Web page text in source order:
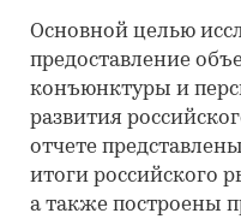
Основной целью
предоставление
конъюнктуры и
развития
отчете
итоги российского
а также построены